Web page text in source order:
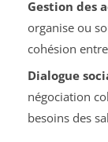
Gestion des
organise ou
cohésion
Dialogue
négociation
besoins des